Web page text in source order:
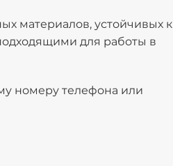
материалов, устойчивых к
для работы в
номеру телефона или